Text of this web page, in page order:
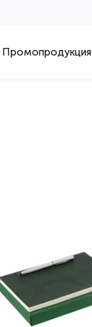
Промопродукция